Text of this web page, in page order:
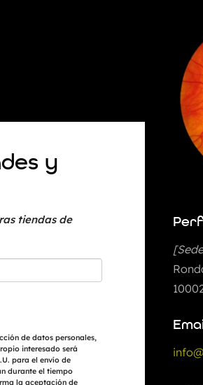
y
tiendas de
de datos personales,
interesado será
para el envío de
durante el tiempo
la aceptación de